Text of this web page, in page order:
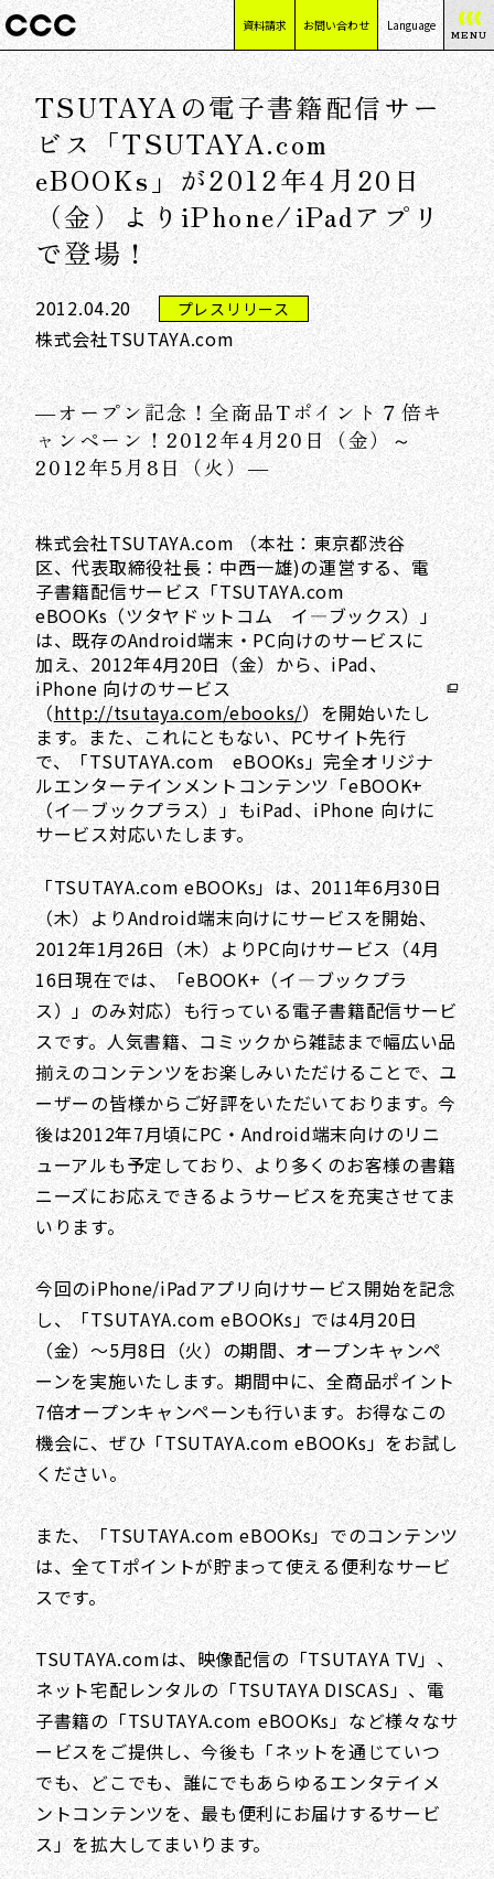
資料請求 お問い合わせ Language
日本語
English
简体中文
繁體中文
MENU
TSUTAYAの電子書籍配信サー
ビス「TSUTAYA.com
eBOOKs」が2012年4月20日
（金）よりiPhone/iPadアプリ
で登場！
2012.04.20 プレスリリース
株式会社TSUTAYA.com
―オープン記念！全商品Tポイント７倍キ
ャンペーン！2012年4月20日（金）～
2012年5月8日（火）―
株式会社TSUTAYA.com （本社：東京都渋谷
区、代表取締役社長：中西一雄)の運営する、電
子書籍配信サービス「TSUTAYA.com
eBOOKs（ツタヤドットコム イ―ブックス）」
は、既存のAndroid端末・PC向けのサービスに
加え、2012年4月20日（金）から、iPad、
iPhone 向けのサービス
（http://tsutaya.com/ebooks/）を開始いたし
ます。また、これにともない、PCサイト先行
で、「TSUTAYA.com eBOOKs」完全オリジナ
ルエンターテインメントコンテンツ「eBOOK+
（イ―ブックプラス）」もiPad、iPhone 向けに
サービス対応いたします。
「TSUTAYA.com eBOOKs」は、2011年6月30日
（木）よりAndroid端末向けにサービスを開始、
2012年1月26日（木）よりPC向けサービス（4月
16日現在では、「eBOOK+（イ―ブックプラ
ス）」のみ対応）も行っている電子書籍配信サービ
スです。人気書籍、コミックから雑誌まで幅広い品
揃えのコンテンツをお楽しみいただけることで、ユ
ーザーの皆様からご好評をいただいております。今
後は2012年7月頃にPC・Android端末向けのリニ
ューアルも予定しており、より多くのお客様の書籍
ニーズにお応えできるようサービスを充実させてま
いります。
今回のiPhone/iPadアプリ向けサービス開始を記念
し、「TSUTAYA.com eBOOKs」では4月20日
（金）～5月8日（火）の期間、オープンキャンペ
ーンを実施いたします。期間中に、全商品ポイント
7倍オープンキャンペーンも行います。お得なこの
機会に、ぜひ「TSUTAYA.com eBOOKs」をお試し
ください。
また、「TSUTAYA.com eBOOKs」でのコンテンツ
は、全てTポイントが貯まって使える便利なサービ
スです。
TSUTAYA.comは、映像配信の「TSUTAYA TV」、
ネット宅配レンタルの「TSUTAYA DISCAS」、電
子書籍の「TSUTAYA.com eBOOKs」など様々なサ
ービスをご提供し、今後も「ネットを通じていつ
でも、どこでも、誰にでもあらゆるエンタテイメ
ントコンテンツを、最も便利にお届けするサービ
ス」を拡大してまいります。